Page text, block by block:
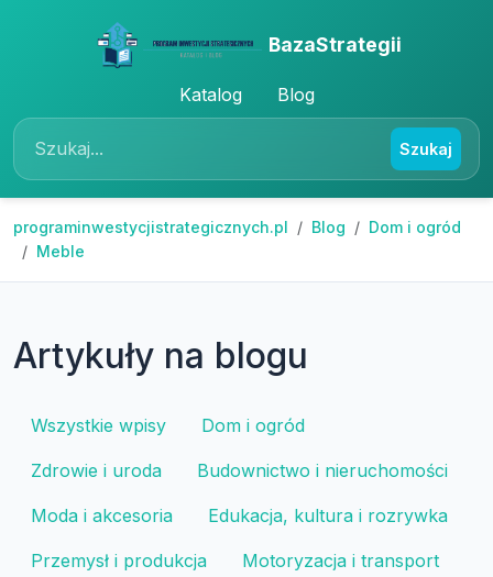
BazaStrategii
Katalog Blog
Szukaj
programinwestycjistrategicznych.pl Blog
Dom i ogród
Meble
Artykuły na blogu
Wszystkie wpisy Dom i ogród
Zdrowie i uroda Budownictwo i nieruchomości
Moda i akcesoria Edukacja, kultura i rozrywka
Przemysł i produkcja Motoryzacja i transport